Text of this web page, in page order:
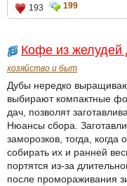
193
199
Кофе из желудей
хозяйство и быт
Дубы нередко
выбирают компактные
дач, позволят
Нюансы сбора.
заморозков, тогда,
собирать их и ранней
портятся из-за
после промораживания